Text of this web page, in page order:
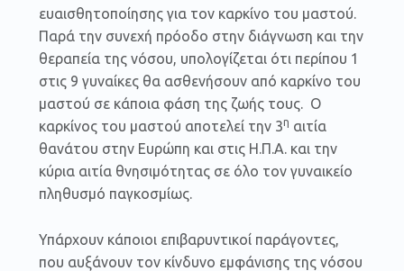
ευαισθητοποίησης για τον καρκίνο του μαστού.
Παρά την συνεχή πρόοδο στην διάγνωση και την
θεραπεία της νόσου, υπολογίζεται ότι περίπου 1
στις 9 γυναίκες θα ασθενήσουν από καρκίνο του
μαστού σε κάποια φάση της ζωής τους. Ο
καρκίνος του μαστού αποτελεί την 3η αιτία
θανάτου στην Ευρώπη και στις Η.Π.Α. και την
κύρια αιτία θνησιμότητας σε όλο τον γυναικείο
πληθυσμό παγκοσμίως.
Υπάρχουν κάποιοι επιβαρυντικοί παράγοντες,
που αυξάνουν τον κίνδυνο εμφάνισης της νόσου